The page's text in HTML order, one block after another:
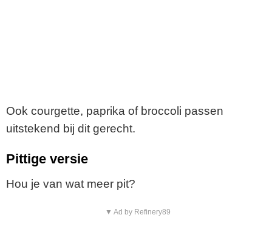
Ook courgette, paprika of broccoli passen
uitstekend bij dit gerecht.
Pittige versie
Hou je van wat meer pit?
▼ Ad by Refinery89